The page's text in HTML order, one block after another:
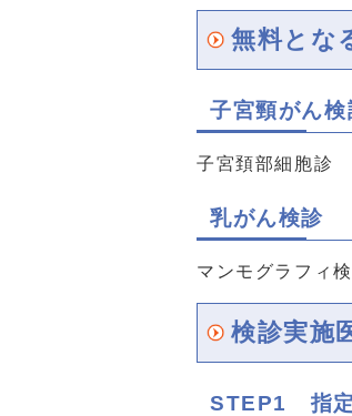
無料とな
子宮頸がん検
子宮頚部細胞診
乳がん検診
マンモグラフィ
検診実施
STEP1 指定